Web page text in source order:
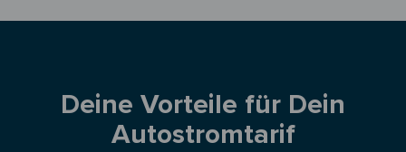
Deine Vorteile für Dein
Autostromtarif